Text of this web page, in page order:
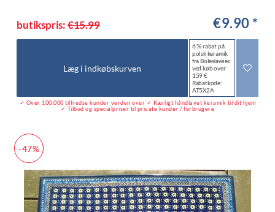
butikspris:€15.99 €9.90 *
Læg i indkøbskurven
6 % rabat på
polsk keramik
fra Bolesławiec
ved køb over
159 €
Rabatkode:
AT5X2A
✓ Over 100.000 tilfredse kunder verden over ✓ Kærligt håndlavet keramik til dit hjem
✓ Tilbud og specialpriser til private kunder / forbrugere
-47%